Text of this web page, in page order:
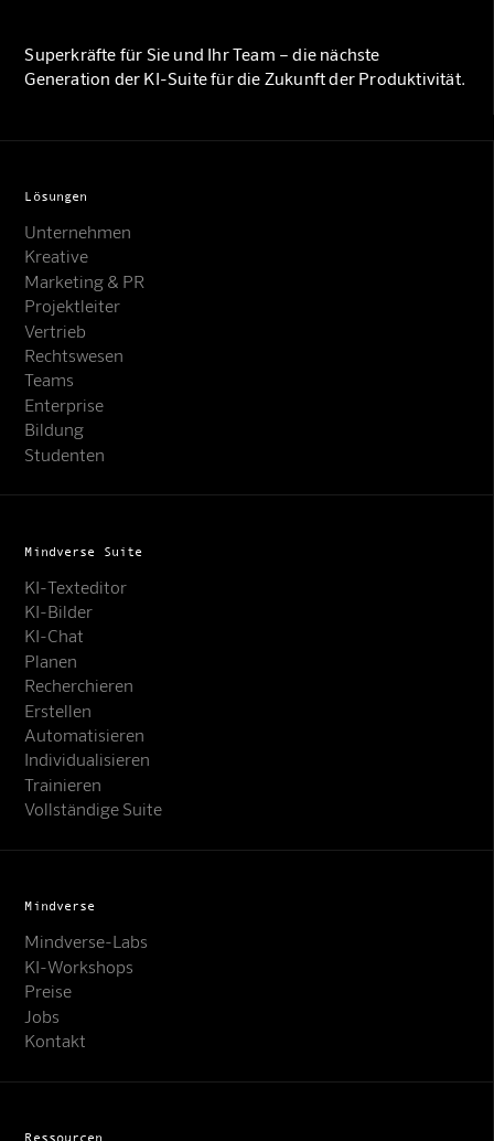
Superkräfte für Sie und Ihr Team – die nächste
Generation der KI-Suite für die Zukunft der Produktivität.
Lösungen
Unternehmen
Kreative
Marketing & PR
Projektleiter
Vertrieb
Rechtswesen
Teams
Enterprise
Bildung
Studenten
Mindverse Suite
KI-Texteditor
KI-Bilder
KI-Chat
Planen
Recherchieren
Erstellen
Automatisieren
Individualisieren
Trainieren
Vollständige Suite
Mindverse
Mindverse-Labs
KI-Workshops
Preise
Jobs
Kontakt
Ressourcen